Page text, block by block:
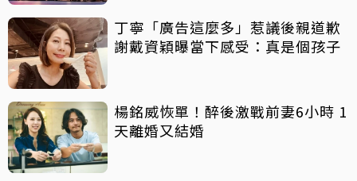
丁寧「廣告這麼多」惹議後親道歉
謝戴資穎曝當下感受：真是個孩子
楊銘威恢單！醉後激戰前妻6小時 1
天離婚又結婚